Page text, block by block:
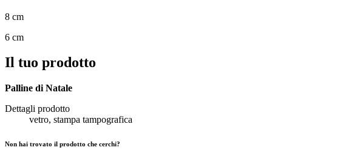
8 cm
6 cm
Il tuo prodotto
Palline di Natale
Dettagli prodotto
vetro, stampa tampografica
Non hai trovato il prodotto che cerchi?